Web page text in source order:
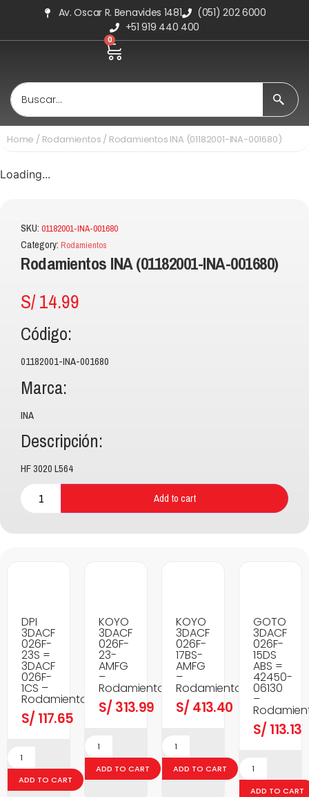
Av. Oscar R. Benavides 1481
(051) 202 6000
+51 919 440 400
0
Home / Rodamientos / Rodamientos INA (01182001-INA-001680)
Loading...
SKU: 01182001-INA-001680
Category: Rodamientos
Rodamientos INA (01182001-INA-001680)
S/14.99
Código:
01182001-INA-001680
Marca:
INA
Descripción:
HF 3020 L564
Add to cart
DPI
3DACF
026F-
23S =
3DACF
026F-
1CS –
Rodamientos
S/ 117.65
ADD TO CART
KOYO
3DACF
026F-
23-
AMFG
–
Rodamientos
S/ 313.99
ADD TO CART
KOYO
3DACF
026F-
17BS-
AMFG
–
Rodamientos
S/ 413.40
ADD TO CART
GOTO
3DACF
026F-
15DS
ABS =
42450-
06130
–
S/ 113.13
ADD TO CART